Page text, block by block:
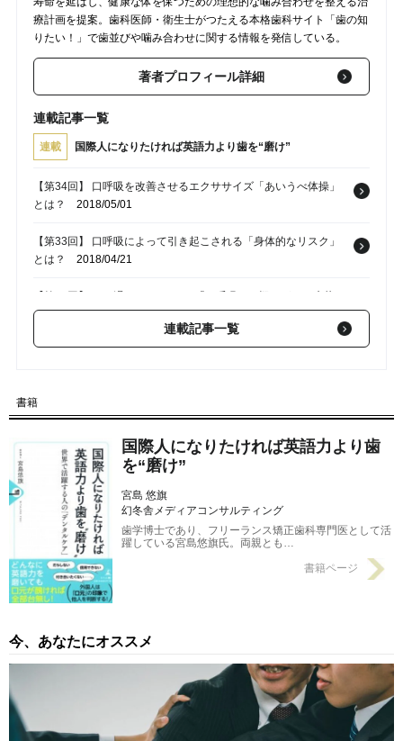
療計画を提案。歯科医師・衛生士がつたえる本格歯科サイト「歯の知
りたい！」で歯並びや噛み合わせに関する情報を発信している。
著者プロフィール詳細
連載記事一覧
連載 国際人になりたければ英語力より歯を“磨け”
【第34回】 口呼吸を改善させるエクササイズ「あいうべ体操」
とは？
2018/05/01
【第33回】 口呼吸によって引き起こされる「身体的なリスク」
とは？
2018/04/21
は？2018/04/19
【第31回】 頬杖、早食い･･･噛み合わせに影響を及ぼす日常生活
【第30回】 歯並びや口角から「正しい噛み合わせ」を確認する
連載記事一覧
書籍
国際人になりたければ英語力より歯
を“磨け”
宮島 悠旗
幻冬舎メディアコンサルティング
歯学博士であり、フリーランス矯正歯科専門医として活
躍している宮島悠旗氏。両親とも…
書籍ページ
今、あなたにオススメ